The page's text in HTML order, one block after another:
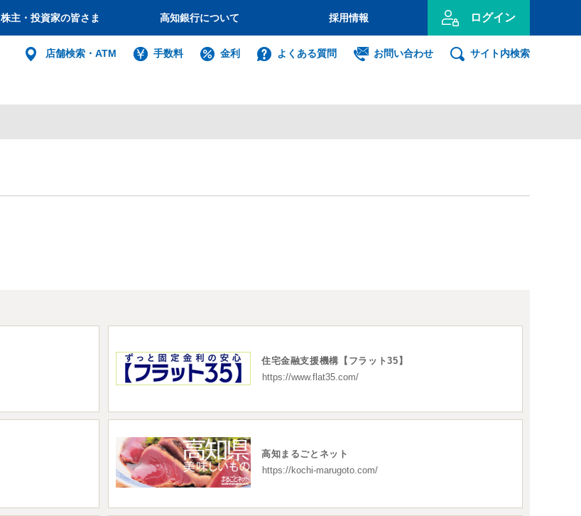
株主・投資家の皆さま 高知銀行について 採用情報 ログイン
個人のお客さま
バンキング
投資信託
インターネットバンキング管理者ログオン
電子証明書方式
契約法人電子証明書取得
ID・暗証番号方式
ログイン
外為WEBサービス
店舗検索・ATM 手数料 金利 よくある質問 お問い合わせ サイト内検索
住宅金融支援機構【フラット35】
https://www.flat35.com/
高知まるごとネット
https://kochi-marugoto.com/